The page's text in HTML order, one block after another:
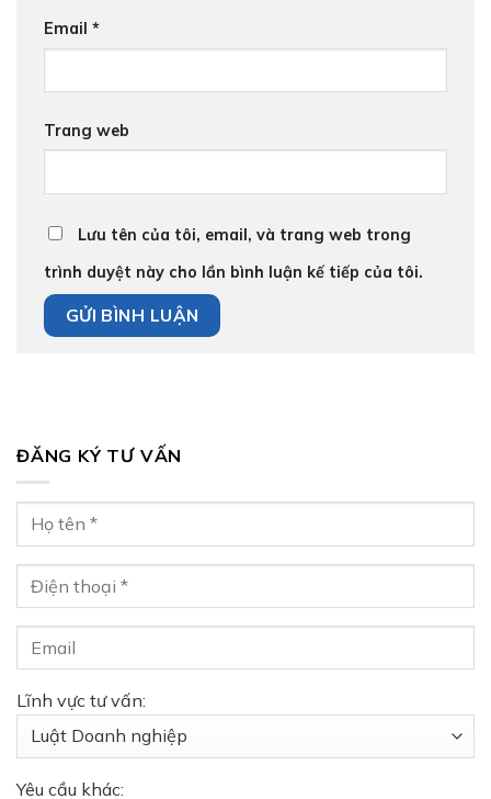
Email *
Trang web
Lưu tên của tôi, email, và trang web trong
trình duyệt này cho lần bình luận kế tiếp của tôi.
ĐĂNG KÝ TƯ VẤN
Lĩnh vực tư vấn:
Yêu cầu khác: